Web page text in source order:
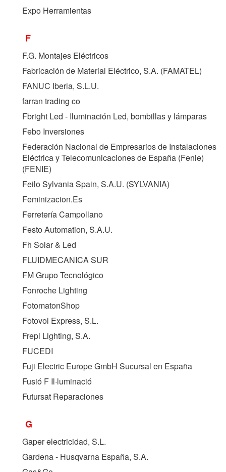
Expo Herramientas
F
F.G. Montajes Eléctricos
Fabricación de Material Eléctrico, S.A. (FAMATEL)
FANUC Iberia, S.L.U.
farran trading co
Fbright Led - Iluminación Led, bombillas y lámparas
Febo Inversiones
Federación Nacional de Empresarios de Instalaciones
Eléctrica y Telecomunicaciones de España (Fenie)
(FENIE)
Feilo Sylvania Spain, S.A.U. (SYLVANIA)
Feminizacion.Es
Ferretería Campollano
Festo Automation, S.A.U.
Fh Solar & Led
FLUIDMECANICA SUR
FM Grupo Tecnológico
Fonroche Lighting
FotomatonShop
Fotovol Express, S.L.
Frepi Lighting, S.A.
FUCEDI
Fuji Electric Europe GmbH Sucursal en España
Fusió F Il·luminació
Futursat Reparaciones
G
Gaper electricidad, S.L.
Gardena - Husqvarna España, S.A.